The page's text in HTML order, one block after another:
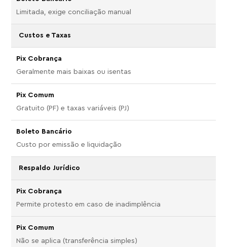
Limitada, exige conciliação manual
Custos e Taxas
Geralmente mais baixas ou isentas
Gratuito (PF) e taxas variáveis (PJ)
Custo por emissão e liquidação
Respaldo Jurídico
Permite protesto em caso de inadimplência
Não se aplica (transferência simples)